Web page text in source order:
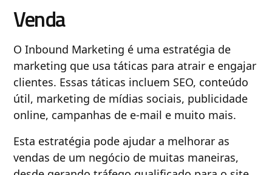
Venda
O Inbound Marketing é uma estratégia de
marketing que usa táticas para atrair e engajar
clientes. Essas táticas incluem SEO, conteúdo
útil, marketing de mídias sociais, publicidade
online, campanhas de e-mail e muito mais.
Esta estratégia pode ajudar a melhorar as
vendas de um negócio de muitas maneiras,